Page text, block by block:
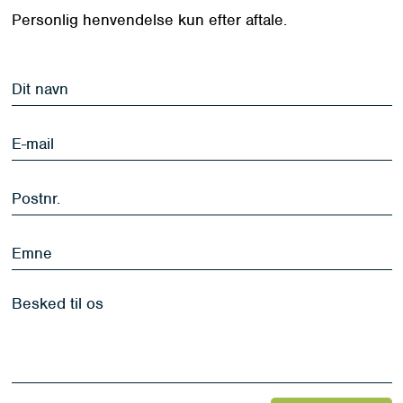
Personlig henvendelse kun efter aftale.
navn
mail
*
Besked